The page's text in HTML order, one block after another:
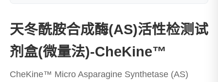
天冬酰胺合成酶(AS)活性检测试
剂盒(微量法)-CheKine™
CheKine™ Micro Asparagine Synthetase (AS)